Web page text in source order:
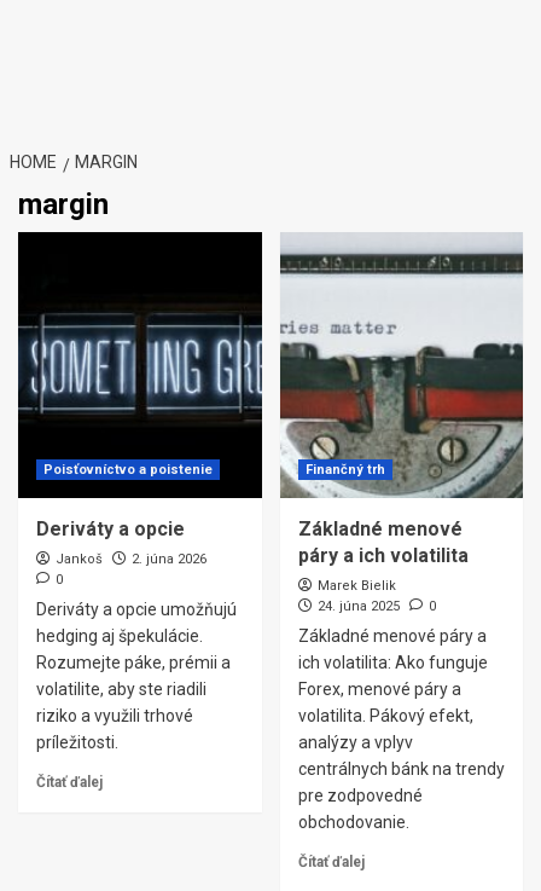
HOME MARGIN
margin
Poisťovníctvo a poistenie
Deriváty a opcie
Jankoš
2. júna 2026
0
Deriváty a opcie umožňujú
hedging aj špekulácie.
Rozumejte páke, prémii a
volatilite, aby ste riadili
riziko a využili trhové
príležitosti.
Čítať ďalej
Finančný trh
Základné menové
páry a ich volatilita
Marek Bielik
24. júna 2025
0
Základné menové páry a
ich volatilita: Ako funguje
Forex, menové páry a
volatilita. Pákový efekt,
analýzy a vplyv
centrálnych bánk na trendy
pre zodpovedné
obchodovanie.
Čítať ďalej